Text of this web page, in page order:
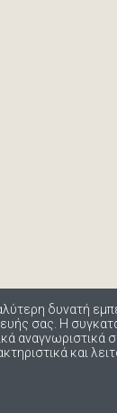
δυνατή
σας. Η
και